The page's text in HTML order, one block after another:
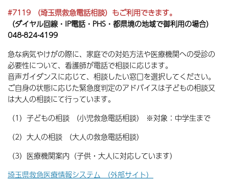
#7119 （埼玉県救急電話相談）もご利用できます。
（ダイヤル回線・IP電話・PHS・都県境の地域で御利用の場合）
048-824-4199
急な病気やけがの際に、家庭での対処方法や医療機関への受診の
必要性について、看護師が電話で相談に応じます。
音声ガイダンスに応じて、相談したい窓口を選択してください。
ご自身の状態に応じた緊急度判定のアドバイスは子どもの相談又
は大人の相談にて行っています。
（1）子どもの相談 （小児救急電話相談） ※対象：中学生まで
（2）大人の相談 （大人の救急電話相談）
（3）医療機関案内（子供・大人に対応しています）
埼玉県救急医療情報システム （外部サイト）